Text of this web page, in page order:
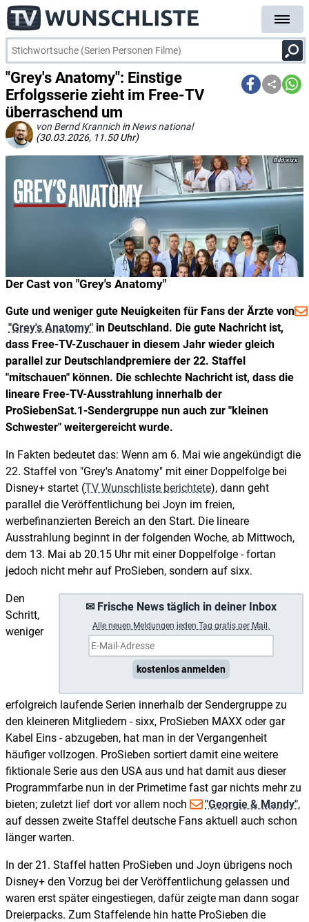
"Grey's Anatomy": Einstige
Erfolgsserie zieht im Free-TV
überraschend um
von Bernd Krannich in News national
(30.03.2026, 11.50 Uhr)
Der Cast von "Grey's Anatomy"
sixx
Gute und weniger gute Neuigkeiten für Fans der Ärzte von
"Grey's Anatomy" in Deutschland. Die gute Nachricht ist,
dass Free-TV-Zuschauer in diesem Jahr wieder gleich
parallel zur Deutschlandpremiere der 22. Staffel
"mitschauen" können. Die schlechte Nachricht ist, dass die
lineare Free-TV-Ausstrahlung innerhalb der
ProSiebenSat.1-Sendergruppe nun auch zur "kleinen
Schwester" weitergereicht wurde.
In Fakten bedeutet das: Wenn am 6. Mai wie angekündigt die
22. Staffel von "Grey's Anatomy" mit einer Doppelfolge bei
Disney+ startet (TV Wunschliste berichtete), dann geht
parallel die Veröffentlichung bei Joyn im freien,
werbefinanzierten Bereich an den Start. Die lineare
Ausstrahlung beginnt in der folgenden Woche, ab Mittwoch,
dem 13. Mai ab 20.15 Uhr mit einer Doppelfolge - fortan
jedoch nicht mehr auf ProSieben, sondern auf sixx.
✉ Frische News täglich in deiner Inbox
Alle neuen Meldungen jeden Tag gratis per Mail.
kostenlos anmelden
Den
Schritt,
weniger
erfolgreich laufende Serien innerhalb der Sendergruppe zu
den kleineren Mitgliedern - sixx, ProSieben MAXX oder gar
Kabel Eins - abzugeben, hat man in der Vergangenheit
häufiger vollzogen. ProSieben sortiert damit eine weitere
fiktionale Serie aus den USA aus und hat damit aus dieser
Programmfarbe nun in der Primetime fast gar nichts mehr zu
bieten; zuletzt lief dort vor allem noch
"Georgie & Mandy",
auf dessen zweite Staffel deutsche Fans aktuell auch schon
länger warten.
In der 21. Staffel hatten ProSieben und Joyn übrigens noch
Disney+ den Vorzug bei der Veröffentlichung gelassen und
waren erst später eingestiegen, dafür zeigte man dann sogar
Dreierpacks. Zum Staffelende hin hatte ProSieben die